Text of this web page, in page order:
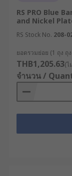
RS PRO Blue
and Nickel
RS Stock No. 208-
ยอดรวมย่อย (1 ถุง ถุ
THB1,205.63(ไ
จำนวน /